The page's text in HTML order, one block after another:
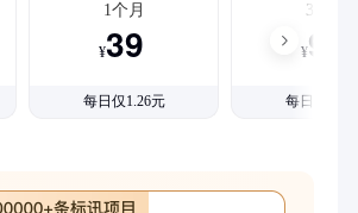
1个月
¥39
每日仅1.26元
3个月
¥99
每日仅1.08元